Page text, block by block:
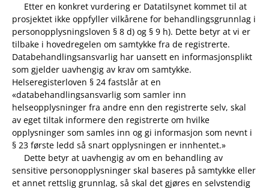
Etter en konkret vurdering er Datatilsynet kommet til at
prosjektet ikke oppfyller vilkårene for behandlingsgrunnlag i
personopplysningsloven § 8 d) og § 9 h). Dette betyr at vi er
tilbake i hovedregelen om samtykke fra de registrerte.
Databehandlingsansvarlig har uansett en informasjonsplikt
som gjelder uavhengig av krav om samtykke.
Helseregisterloven § 24 fastslår at en
«databehandlingsansvarlig som samler inn
helseopplysninger fra andre enn den registrerte selv, skal
av eget tiltak informere den registrerte om hvilke
opplysninger som samles inn og gi informasjon som nevnt i
§ 23 første ledd så snart opplysningen er innhentet.»
Dette betyr at uavhengig av om en behandling av
sensitive personopplysninger skal baseres på samtykke eller
et annet rettslig grunnlag, så skal det gjøres en selvstendig